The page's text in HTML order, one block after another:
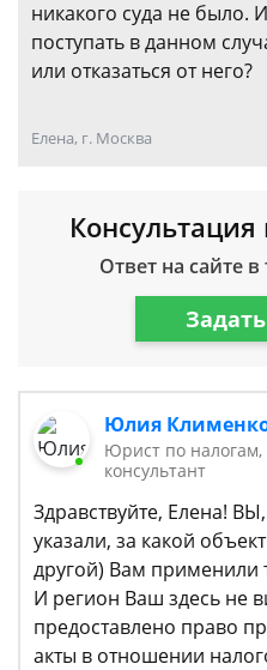
никакого суда не было.
поступать в данном
или отказаться от него?
Елена, г. Москва
Ответ на сайте
Юлия
Юрист по
консультант
Здравствуйте, Елена!
указали, за какой
другой) Вам применили
И регион Ваш здесь не
предоставлено право
акты в отношении